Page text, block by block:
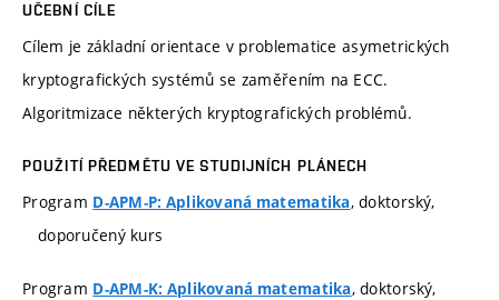
UČEBNÍ CÍLE
Cílem je základní orientace v problematice asymetrických
kryptografických systémů se zaměřením na ECC.
Algoritmizace některých kryptografických problémů.
POUŽITÍ PŘEDMĚTU VE STUDIJNÍCH PLÁNECH
Program D-APM-P: Aplikovaná matematika, doktorský,
doporučený kurs
Program D-APM-K: Aplikovaná matematika, doktorský,